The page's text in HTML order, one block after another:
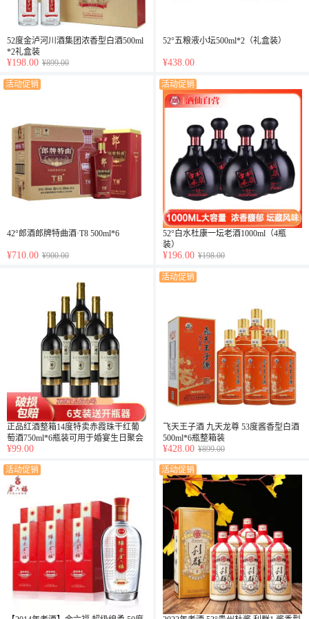
52度金泸河川酒集团浓香型白酒500ml
*2礼盒装
¥198.00 ¥899.00
52°五粮液小坛500ml*2（礼盒装）
¥438.00
活动促销
42°郎酒郎牌特曲酒·T8 500ml*6
¥710.00 ¥900.00
活动促销
52°白水杜康一坛老酒1000ml（4瓶
装）
¥196.00 ¥198.00
正品红酒整箱14度特卖赤霞珠干红葡
萄酒750ml*6瓶装可用于婚宴生日聚会
送礼用酒
¥99.00
活动促销
飞天王子酒 九天龙尊 53度酱香型白酒
500ml*6瓶整箱装
¥428.00 ¥899.00
活动促销 活动促销